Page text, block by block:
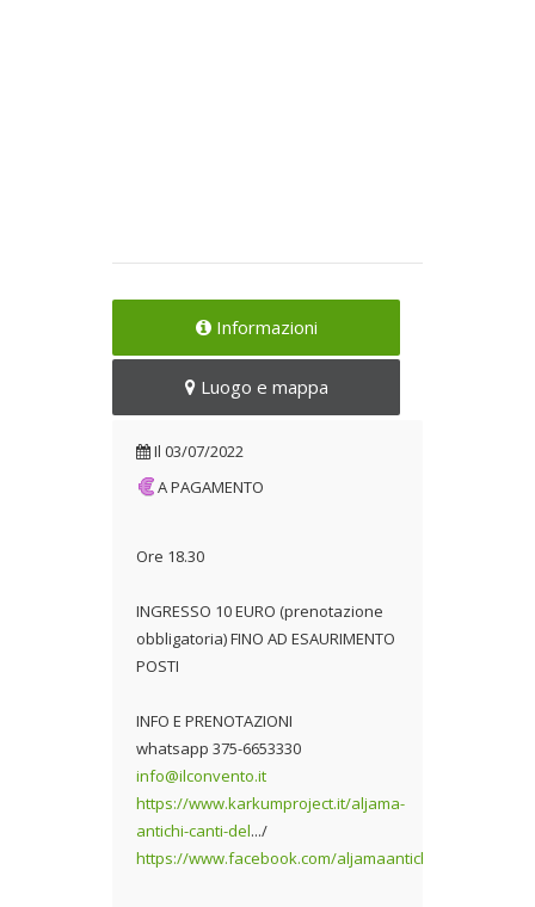
Informazioni
Luogo e mappa
Il 03/07/2022
A PAGAMENTO
Ore 18.30
INGRESSO 10 EURO (prenotazione
obbligatoria) FINO AD ESAURIMENTO
POSTI
INFO E PRENOTAZIONI
whatsapp 375-6653330
info@ilconvento.it
https://www.karkumproject.it/aljama-
antichi-canti-del.../
https://www.facebook.com/